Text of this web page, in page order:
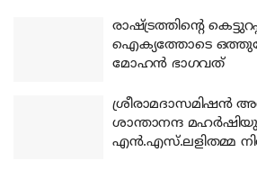
രാഷ്ട്രത്തിന്റെ
ഐക്യത്തോടെ
മോഹന്‍ ഭാഗവത്
ശ്രീരാമദാസമിഷന്‍
ശാന്താനന്ദ
എന്‍.എസ്.ലളിതമ്മ